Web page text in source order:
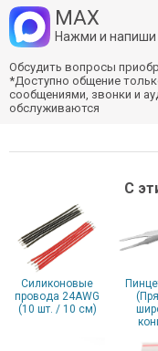
MAX
Нажми и напиши
Обсудить вопросы
*Доступно общение
сообщениями, звонки и
обслуживаются
С
Силиконовые
провода 24AWG
(10 шт. / 10 см)